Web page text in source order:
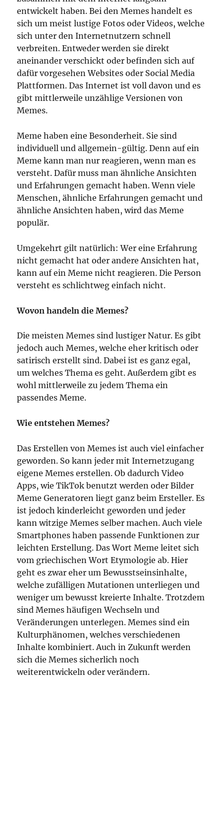
entwickelt haben. Bei den Memes handelt es
sich um meist lustige Fotos oder Videos, welche
sich unter den Internetnutzern schnell
verbreiten. Entweder werden sie direkt
aneinander verschickt oder befinden sich auf
dafür vorgesehen Websites oder Social Media
Plattformen. Das Internet ist voll davon und es
gibt mittlerweile unzählige Versionen von
Memes.
Meme haben eine Besonderheit. Sie sind
individuell und allgemein-gültig. Denn auf ein
Meme kann man nur reagieren, wenn man es
versteht. Dafür muss man ähnliche Ansichten
und Erfahrungen gemacht haben. Wenn viele
Menschen, ähnliche Erfahrungen gemacht und
ähnliche Ansichten haben, wird das Meme
populär.
Umgekehrt gilt natürlich: Wer eine Erfahrung
nicht gemacht hat oder andere Ansichten hat,
kann auf ein Meme nicht reagieren. Die Person
versteht es schlichtweg einfach nicht.
Wovon handeln die Memes?
Die meisten Memes sind lustiger Natur. Es gibt
jedoch auch Memes, welche eher kritisch oder
satirisch erstellt sind. Dabei ist es ganz egal,
um welches Thema es geht. Außerdem gibt es
wohl mittlerweile zu jedem Thema ein
passendes Meme.
Wie entstehen Memes?
Das Erstellen von Memes ist auch viel einfacher
geworden. So kann jeder mit Internetzugang
eigene Memes erstellen. Ob dadurch Video
Apps, wie TikTok benutzt werden oder Bilder
Meme Generatoren liegt ganz beim Ersteller. Es
ist jedoch kinderleicht geworden und jeder
kann witzige Memes selber machen. Auch viele
Smartphones haben passende Funktionen zur
leichten Erstellung. Das Wort Meme leitet sich
vom griechischen Wort Etymologie ab. Hier
geht es zwar eher um Bewusstseinsinhalte,
welche zufälligen Mutationen unterliegen und
weniger um bewusst kreierte Inhalte. Trotzdem
sind Memes häufigen Wechseln und
Veränderungen unterlegen. Memes sind ein
Kulturphänomen, welches verschiedenen
Inhalte kombiniert. Auch in Zukunft werden
sich die Memes sicherlich noch
weiterentwickeln oder verändern.